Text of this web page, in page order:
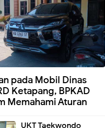
pada Mobil Dinas
Ketapang, BPKAD
Memahami Aturan
UKT Taekwondo